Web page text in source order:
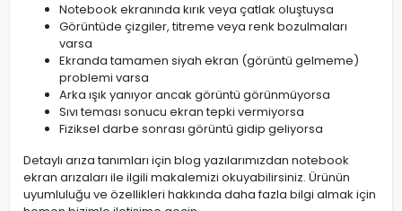
Notebook ekranında kırık veya çatlak oluştuysa
Görüntüde çizgiler, titreme veya renk bozulmaları
varsa
Ekranda tamamen siyah ekran (görüntü gelmeme)
problemi varsa
Arka ışık yanıyor ancak görüntü görünmüyorsa
Sıvı teması sonucu ekran tepki vermiyorsa
Fiziksel darbe sonrası görüntü gidip geliyorsa
Detaylı arıza tanımları için blog yazılarımızdan notebook
ekran arızaları ile ilgili makalemizi okuyabilirsiniz. Ürünün
uyumluluğu ve özellikleri hakkında daha fazla bilgi almak için